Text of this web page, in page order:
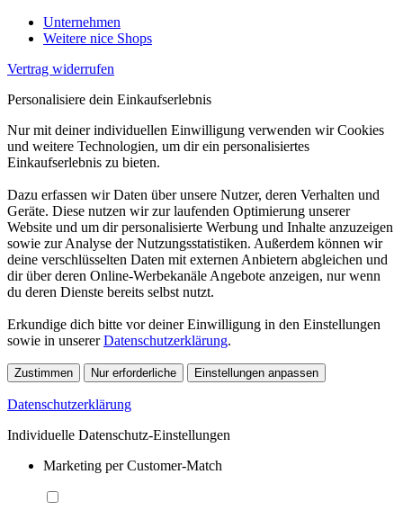
Unternehmen
Weitere nice Shops
Vertrag widerrufen
Personalisiere dein Einkaufserlebnis
Nur mit deiner individuellen Einwilligung verwenden wir Cookies
und weitere Technologien, um dir ein personalisiertes
Einkaufserlebnis zu bieten.
Dazu erfassen wir Daten über unsere Nutzer, deren Verhalten und
Geräte. Diese nutzen wir zur laufenden Optimierung unserer
Website und um dir personalisierte Werbung und Inhalte anzuzeigen
sowie zur Analyse der Nutzungsstatistiken. Außerdem können wir
deine verschlüsselten Daten mit externen Anbietern abgleichen und
dir über deren Online-Werbekanäle Angebote anzeigen, nur wenn
du deren Dienste bereits selbst nutzt.
Erkundige dich bitte vor deiner Einwilligung in den Einstellungen
sowie in unsererDatenschutzerklärung.
Zustimmen Nur erforderliche Einstellungen anpassen
Datenschutzerklärung
Individuelle Datenschutz-Einstellungen
Marketing per Customer-Match